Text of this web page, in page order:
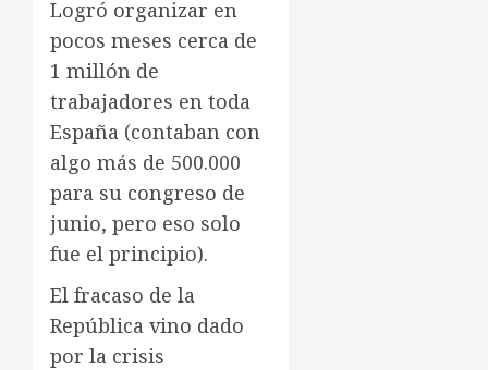
Logró organizar en
pocos meses cerca de
1 millón de
trabajadores en toda
España (contaban con
algo más de 500.000
para su congreso de
junio, pero eso solo
fue el principio).
El fracaso de la
República vino dado
por la crisis